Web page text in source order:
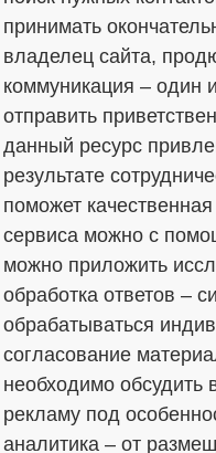
принимать
владелец сайта,
коммуникация – один
отправить
данный ресурс
результате
поможет
сервиса можно с
можно приложить
обработка ответов –
обрабатываться
согласование
необходимо обсудить
рекламу под
аналитика – от